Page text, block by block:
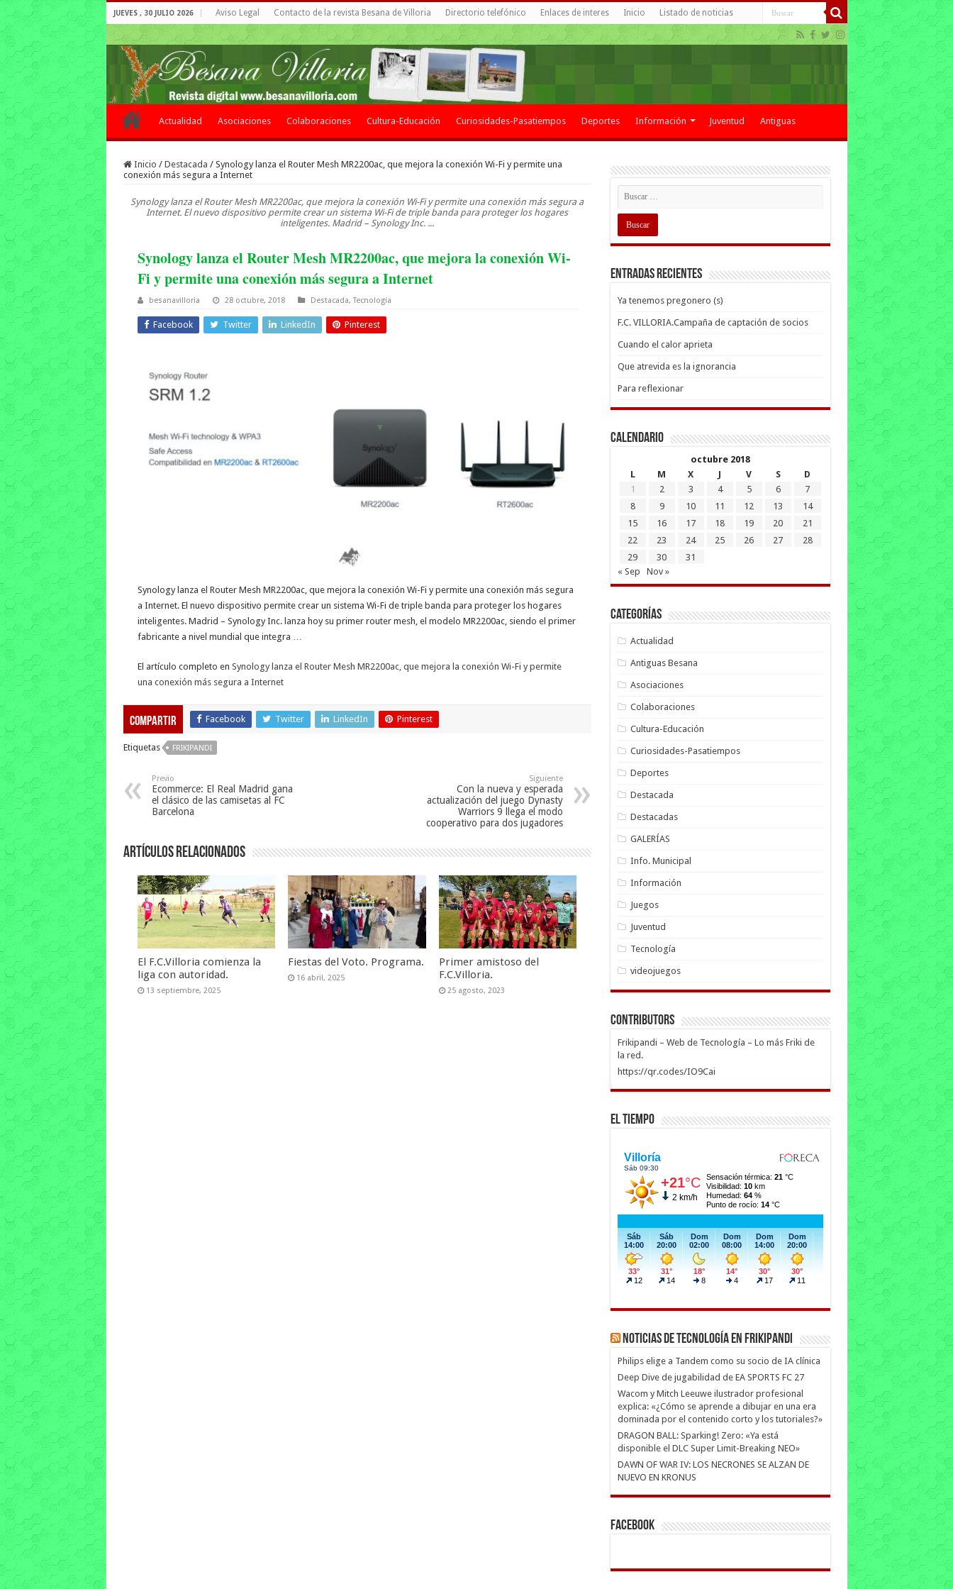
JUEVES , 30 JULIO 2026 Aviso Legal Contacto de la revista Besana de Villoria Directorio telefónico Enlaces de interes Inicio Listado de noticias
Actualidad Asociaciones Colaboraciones Cultura-Educación Curiosidades-Pasatiempos Deportes Información Juventud Antiguas
Inicio / Destacada / Synology lanza el Router Mesh MR2200ac, que mejora la conexión Wi-Fi y permite una
conexión más segura a Internet
Synology lanza el Router Mesh MR2200ac, que mejora la conexión Wi-Fi y permite una conexión más segura a
Internet. El nuevo dispositivo permite crear un sistema Wi-Fi de triple banda para proteger los hogares
inteligentes. Madrid – Synology Inc. ...
Synology lanza el Router Mesh MR2200ac, que mejora la conexión Wi-
Fi y permite una conexión más segura a Internet
besanavilloria 28 octubre, 2018 Destacada,Tecnología
Facebook Twitter LinkedIn Pinterest
Synology lanza el Router Mesh MR2200ac, que mejora la conexión Wi-Fi y permite una conexión más segura
a Internet. El nuevo dispositivo permite crear un sistema Wi-Fi de triple banda para proteger los hogares
inteligentes. Madrid – Synology Inc. lanza hoy su primer router mesh, el modelo MR2200ac, siendo el primer
fabricante a nivel mundial que integra …
El artículo completo en Synology lanza el Router Mesh MR2200ac, que mejora la conexión Wi-Fi y permite
una conexión más segura a Internet
Compartir Facebook Twitter LinkedIn Pinterest
Etiquetas FRIKIPANDI
Previo
Ecommerce: El Real Madrid gana
el clásico de las camisetas al FC
Barcelona
Siguiente
Con la nueva y esperada
actualización del juego Dynasty
Warriors 9 llega el modo
cooperativo para dos jugadores
Artículos relacionados
El F.C.Villoria comienza la
liga con autoridad.
13 septiembre, 2025
Fiestas del Voto. Programa.
16 abril, 2025
Primer amistoso del
F.C.Villoria.
25 agosto, 2023
Entradas recientes
Ya tenemos pregonero (s)
F.C. VILLORIA.Campaña de captación de socios
Cuando el calor aprieta
Que atrevida es la ignorancia
Para reflexionar
Calendario
octubre 2018
L
M X J V S
D
1
2 3 4 5 6
7
8
9 10 11 12 13
14
15
16 17 18 19 20
21
22
23 24 25 26 27
28
29
30
31
« Sep
Nov »
Categorías
Actualidad
Antiguas Besana
Asociaciones
Colaboraciones
Cultura-Educación
Curiosidades-Pasatiempos
Deportes
Destacada
Destacadas
GALERÍAS
Info. Municipal
Información
Juegos
Juventud
Tecnología
videojuegos
Contributors
Frikipandi – Web de Tecnología – Lo más Friki de
la red.
https://qr.codes/IO9Cai
El Tiempo
Noticias de Tecnología en Frikipandi
Philips elige a Tandem como su socio de IA clínica
Deep Dive de jugabilidad de EA SPORTS FC 27
Wacom y Mitch Leeuwe ilustrador profesional
explica: «¿Cómo se aprende a dibujar en una era
dominada por el contenido corto y los tutoriales?»
DRAGON BALL: Sparking! Zero: «Ya está
disponible el DLC Super Limit-Breaking NEO»
DAWN OF WAR IV: LOS NECRONES SE ALZAN DE
NUEVO EN KRONUS
Facebook